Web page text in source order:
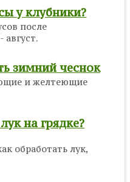
у клубники?
после
зимний чеснок
и желтеющие
на грядке?
обработать лук,